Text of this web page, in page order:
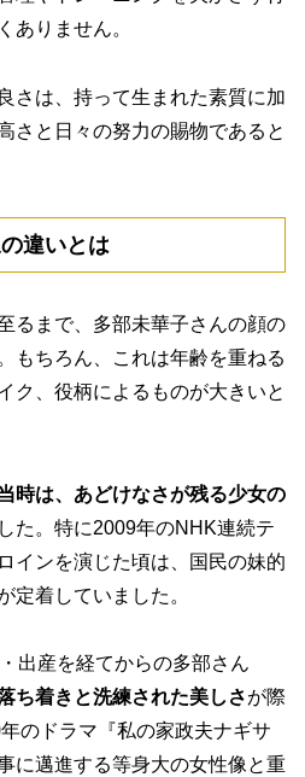
ありません。
さは、 持って生まれた素質に加
さと日々の努力の賜物であると
違いとは
るまで、多部未華子さんの顔の
もちろん、これは年齢を重ねる
ク、役柄によるものが大きいと
時は、あどけなさが残る少女の
た。特に2009年のNHK連続テ
インを演じた頃は、国民の妹的
定着していました。
出産を経てからの多部さん
ち着きと洗練された美しさが際
のドラマ『私の家政夫ナギサ
に邁進する等身大の女性像と重